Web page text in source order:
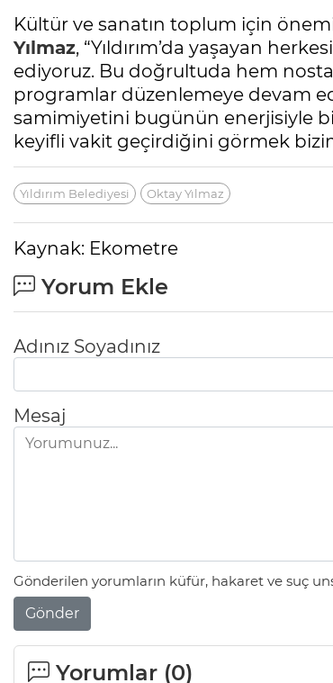
Kültür ve sanatın toplum için
Yılmaz, “Yıldırım’da yaşayan
ediyoruz. Bu doğrultuda hem
programlar düzenlemeye devam
samimiyetini bugünün enerjisiyle
keyifli vakit geçirdiğini görmek
Yıldırım Belediyesi Oktay Yılmaz
Kaynak: Ekometre
Yorum Ekle
Adınız Soyadınız
Mesaj
Gönderilen yorumların küfür, hakaret ve suç
Gönder
Yorumlar (0)